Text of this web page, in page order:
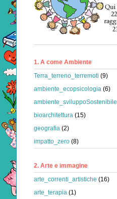
1. A come Ambiente
Terra_terreno_terremoti (9)
ambiente_ecopsicologia (6)
ambiente_sviluppoSostenibile
bioarchitettura (15)
geografia (2)
impatto_zero (8)
2. Arte e immagine
arte_correnti_artistiche (16)
arte_terapia (1)